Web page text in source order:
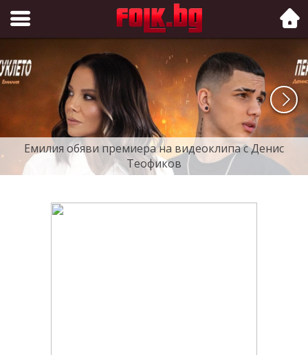
Folk.bg
Емилия обяви премиера на видеоклипа с Денис
Теофиков